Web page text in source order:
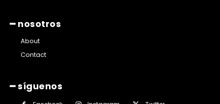
━ nosotros
About
Contact
━ síguenos